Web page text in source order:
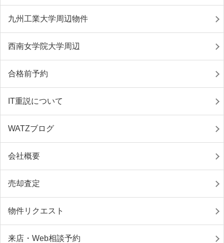
九州工業大学周辺物件
西南女学院大学周辺
合格前予約
IT重説について
WATZブログ
会社概要
売却査定
物件リクエスト
来店・Web相談予約